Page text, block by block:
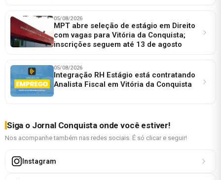
05/08/2026
MPT abre seleção de estágio em Direito
com vagas para Vitória da Conquista;
inscrições seguem até 13 de agosto
05/08/2026
Integração RH Estágio está contratando
Analista Fiscal em Vitória da Conquista
Siga o Jornal Conquista onde você estiver!
Nos acompanhe também nas redes sociais. É só clicar e seguir!
Instagram